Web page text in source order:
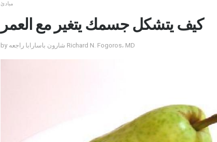
مبادئ
كيف يتشكل جسمك يتغير مع العمر
by شارون باسارابا راجعه Richard N. Fogoros، MD